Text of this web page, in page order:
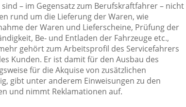
– im Gegensatz zum Berufskraftfahrer – nicht
rund um die Lieferung der Waren, wie
der Waren und Lieferscheine, Prüfung der
Be- und Entladen der Fahrzeuge etc.,
gehört zum Arbeitsprofil des Servicefahrers
Kunden. Er ist damit für den Ausbau des
für die Akquise von zusätzlichen
gibt unter anderem Einweisungen zu den
und nimmt Reklamationen auf.